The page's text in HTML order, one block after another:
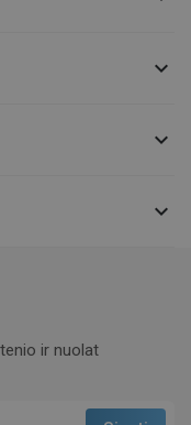



ir nuolat